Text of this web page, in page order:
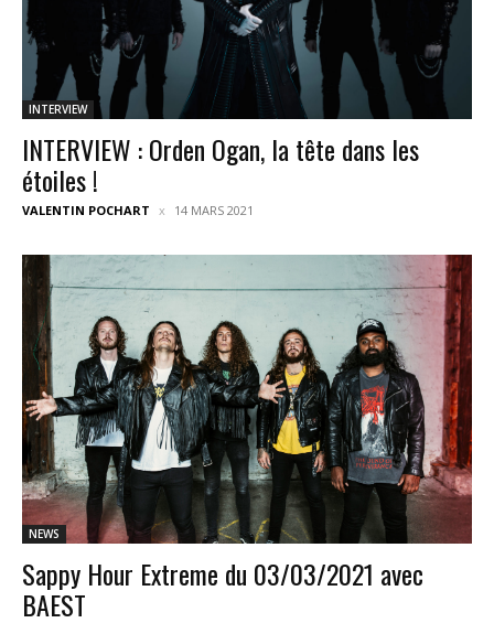
INTERVIEW
INTERVIEW : Orden Ogan, la tête dans les
étoiles !
VALENTIN POCHART 14 MARS 2021
NEWS
Sappy Hour Extreme du 03/03/2021 avec
BAEST